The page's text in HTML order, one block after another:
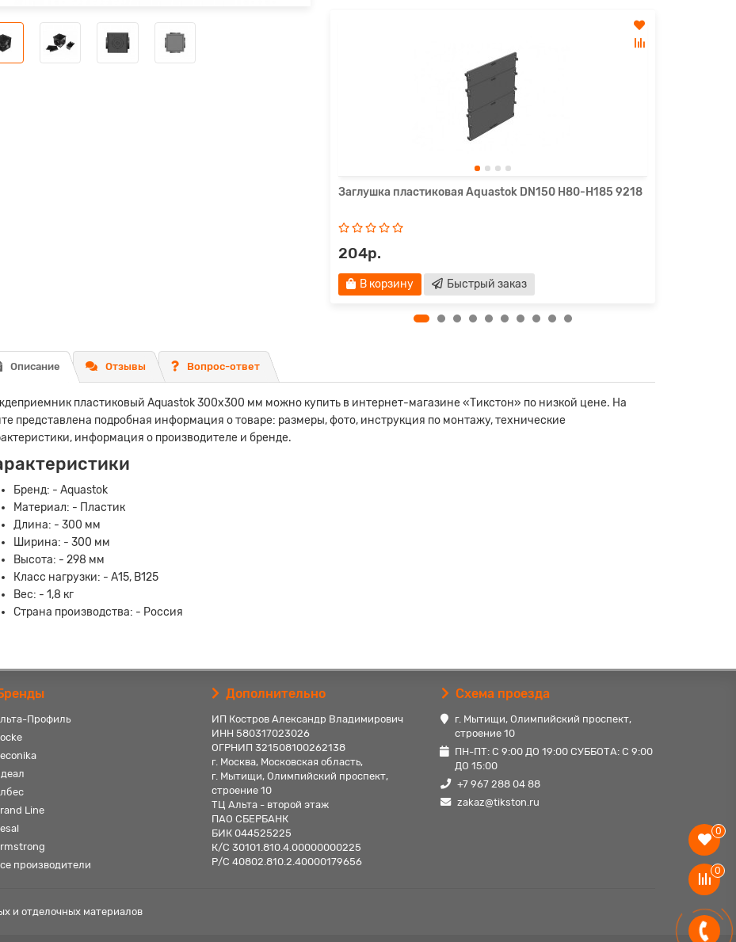
решетки пластиковыи, Aquastok DN200
Заглушка пластиковая Aquastok DN150 Н80-Н185 9218
204р.
В корзину Быстрый заказ
Описание Отзывы Вопрос-ответ
пластиковый Aquastok 300х300 мм можно купить в интернет-магазине «Тикстон» по низкой цене. На
представлена подробная информация о товаре: размеры, фото, инструкция по монтажу, технические
информация о производителе и бренде.
Бренд: - Aquastok
Материал: - Пластик
Длина: - 300 мм
Ширина: - 300 мм
Высота: - 298 мм
Класс нагрузки: - А15, В125
Вес: - 1,8 кг
Страна производства: - Россия
Профиль
Line
производители
Дополнительно
ИП Костров Александр Владимирович
ИНН 580317023026
ОГРНИП 321508100262138
г. Москва, Московская область,
г. Мытищи, Олимпийский проспект,
строение 10
ТЦ Альта - второй этаж
ПАО СБЕРБАНК
БИК 044525225
К/С 30101.810.4.00000000225
Р/С 40802.810.2.40000179656
Схема проезда
г. Мытищи, Олимпийский проспект,
строение 10
ПН-ПТ: С 9:00 ДО 19:00 СУББОТА: С 9:00
ДО 15:00
+7 967 288 04 88
zakaz@tikston.ru
и отделочных материалов
0
0